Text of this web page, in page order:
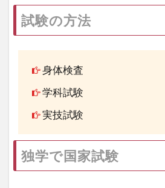
試験の方法
身体検査
学科試験
実技試験
独学で国家試験